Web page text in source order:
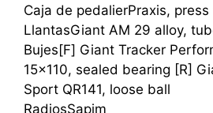
Caja de pedalierPraxis,
LlantasGiant AM 29 alloy,
Bujes[F] Giant Tracker
15×110, sealed bearing [R]
Sport QR141, loose ball
RadiosSapim